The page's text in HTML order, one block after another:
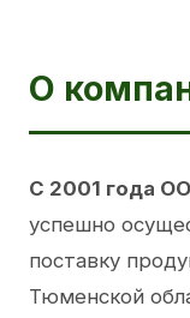
О
С 2001 года
успешно
поставку
Тюменской